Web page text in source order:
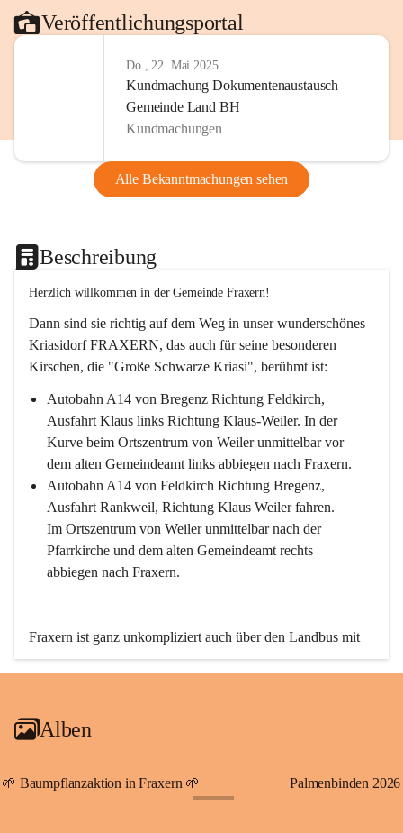
Veröffentlichungsportal
Do., 22. Mai 2025
Kundmachung Dokumentenaustausch
Gemeinde Land BH
Kundmachungen
Alle Bekanntmachungen sehen
Beschreibung
Herzlich willkommen in der Gemeinde Fraxern!
Dann sind sie richtig auf dem Weg in unser wunderschönes
Kriasidorf FRAXERN, das auch für seine besonderen
Kirschen, die "Große Schwarze Kriasi", berühmt ist:
Autobahn A14 von Bregenz Richtung Feldkirch,
Ausfahrt Klaus links Richtung Klaus-Weiler. In der
Kurve beim Ortszentrum von Weiler unmittelbar vor
dem alten Gemeindeamt links abbiegen nach Fraxern.
Autobahn A14 von Feldkirch Richtung Bregenz,
Ausfahrt Rankweil, Richtung Klaus Weiler fahren.
Im Ortszentrum von Weiler unmittelbar nach der
Pfarrkirche und dem alten Gemeindeamt rechts
abbiegen nach Fraxern.
Fraxern ist ganz unkompliziert auch über den Landbus mit
den öffentlichen Verkehrsmitteln zu erreichen. Die Linie
An Samstagen, Sonn- und Feiertagen können Sie bequem
persönlichen Linienbus zur gewünschten Zeit zu Ihrer
Haltestelle bestellen. Sowohl von Weiler kommend nach
Alben
🌱 Baumpflanzaktion in Fraxern 🌱 Palmenbinden 2026